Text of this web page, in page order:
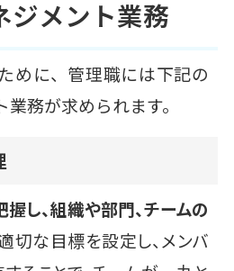
ジメント業務
めに、管理職には下記の
務が求められます。
し、組織や部門、チームの
切な目標を設定し、メンバ